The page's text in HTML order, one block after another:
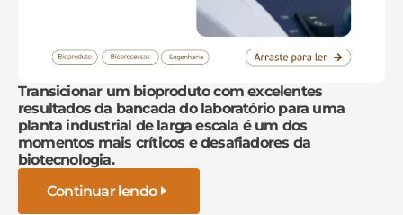
Transicionar um bioproduto com excelentes
resultados da bancada do laboratório para uma
planta industrial de larga escala é um dos
momentos mais críticos e desafiadores da
biotecnologia.
Continuar lendo